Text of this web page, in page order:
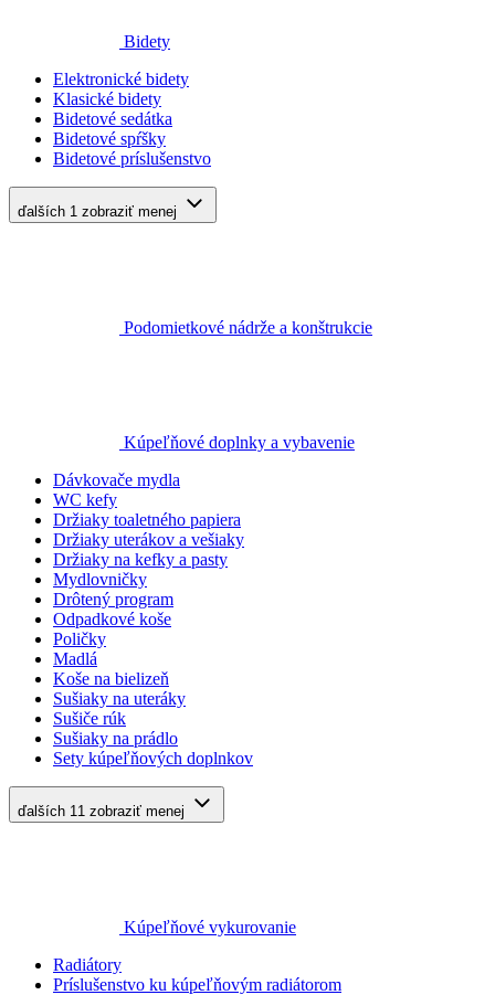
Bidety
Elektronické bidety
Klasické bidety
Bidetové sedátka
Bidetové spŕšky
Bidetové príslušenstvo
ďalších 1 zobraziť menej
Podomietkové nádrže a konštrukcie
Kúpeľňové doplnky a vybavenie
Dávkovače mydla
WC kefy
Držiaky toaletného papiera
Držiaky uterákov a vešiaky
Držiaky na kefky a pasty
Mydlovničky
Drôtený program
Odpadkové koše
Poličky
Madlá
Koše na bielizeň
Sušiaky na uteráky
Sušiče rúk
Sušiaky na prádlo
Sety kúpeľňových doplnkov
ďalších 11 zobraziť menej
Kúpeľňové vykurovanie
Radiátory
Príslušenstvo ku kúpeľňovým radiátorom